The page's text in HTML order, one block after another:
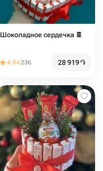
Шоколадное сердечка 🍫
4.94236 28 919֏